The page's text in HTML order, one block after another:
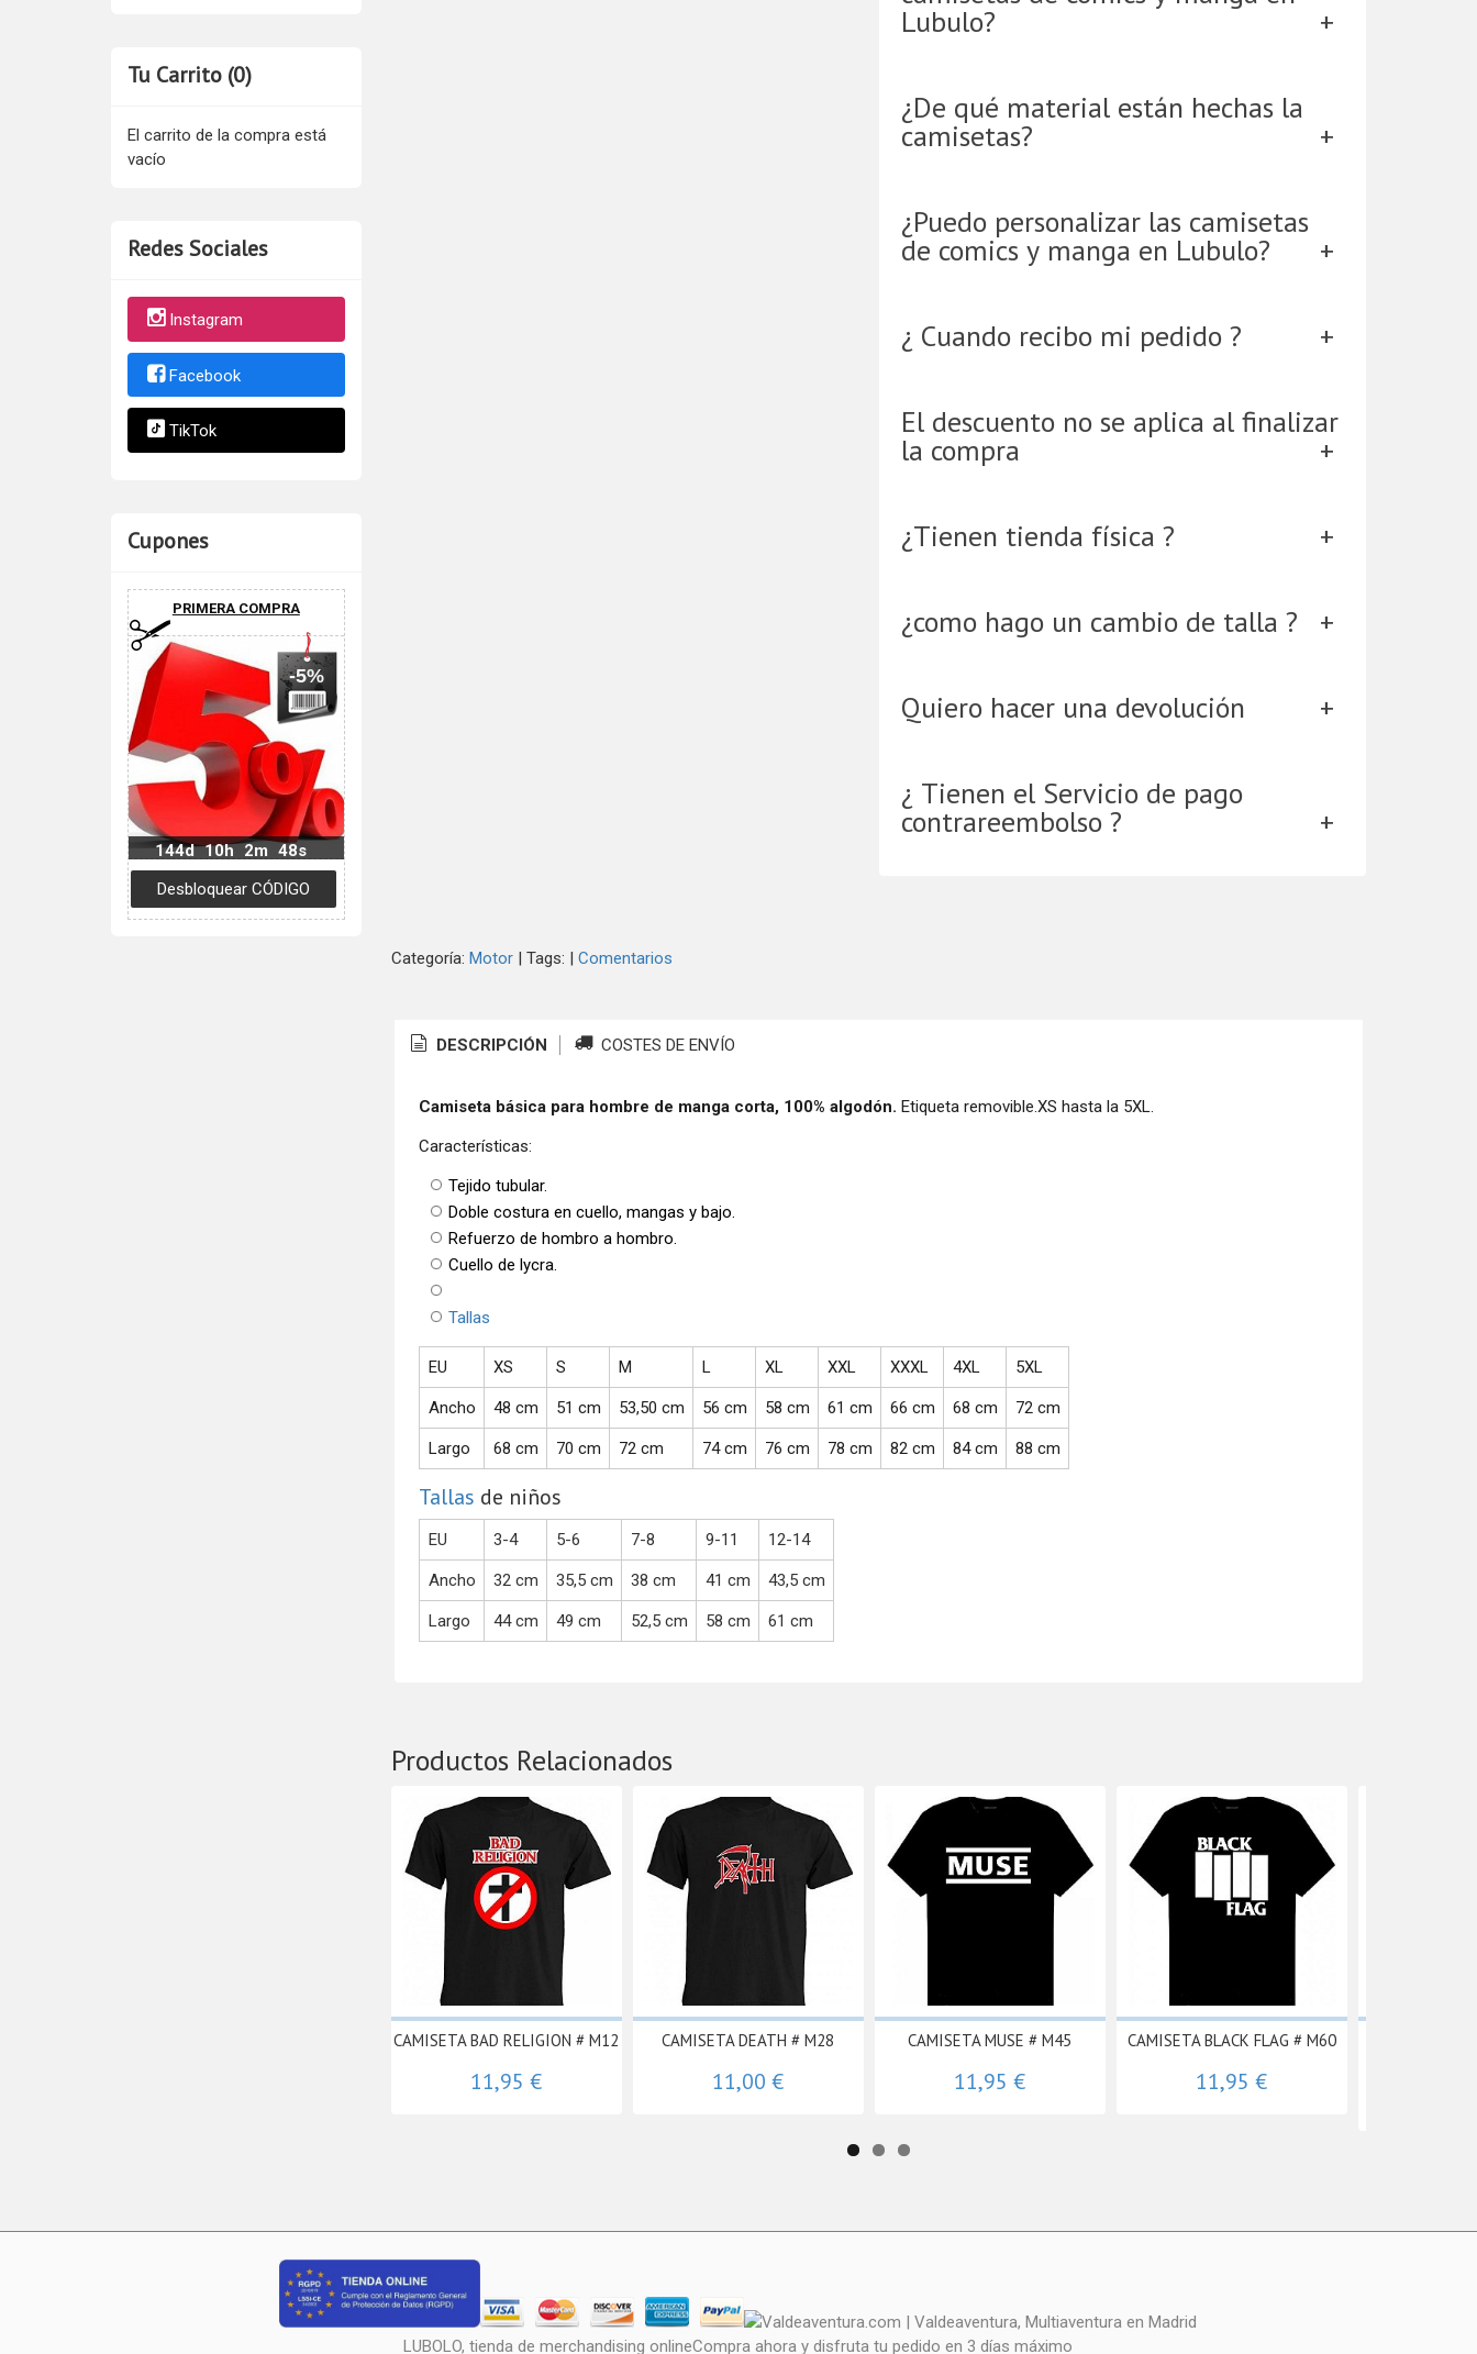
Tu Carrito (0)
El carrito de la compra está
vacío
Redes Sociales
Instagram
Facebook
TikTok
Cupones
PRIMERA COMPRA
-5%
144d 10h 2m 47s
Lubulo?
¿De qué material están hechas la
camisetas?
¿Puedo personalizar las camisetas
de comics y manga en Lubulo?
¿ Cuando recibo mi pedido ?
El descuento no se aplica al finalizar
la compra
¿Tienen tienda física ?
¿como hago un cambio de talla ?
Quiero hacer una devolución
¿ Tienen el Servicio de pago
contrareembolso ?
Categoría: Motor| Tags: | Comentarios
DESCRIPCIÓN COSTES DE ENVÍO
Camiseta básica para hombre de manga corta, 100% algodón.Etiqueta removible.XS hasta la 5XL.
Características:
Tejido tubular.
Doble costura en cuello, mangas y bajo.
Refuerzo de hombro a hombro.
Cuello de lycra.
Tallas
EU XS S M L XL XXL XXXL 4XL 5XL
Ancho 48 cm 51 cm 53,50 cm 56 cm 58 cm 61 cm 66 cm 68 cm 72 cm
Largo 68 cm 70 cm 72 cm 74 cm 76 cm 78 cm 82 cm 84 cm 88 cm
Tallas de niños
EU 3-4 5-6 7-8 9-11 12-14
Ancho 32 cm 35,5 cm 38 cm 41 cm 43,5 cm
Largo 44 cm 49 cm 52,5 cm 58 cm 61 cm
Productos Relacionados
CAMISETA BAD RELIGION # M12
11,95 €
CAMISETA DEATH # M28
11,00 €
CAMISETA MUSE # M45
11,95 €
CAMISETA BLACK FLAG # M60
11,95 €
LUBOLO, tienda de merchandising onlineCompra ahora y disfruta tu pedido en 3 días máximo